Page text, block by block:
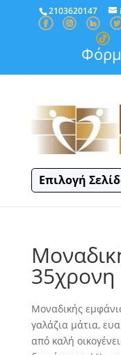
2103620147
Επιλογή
35χρονη
Μοναδικής
γαλάζια μάτια,
από καλή